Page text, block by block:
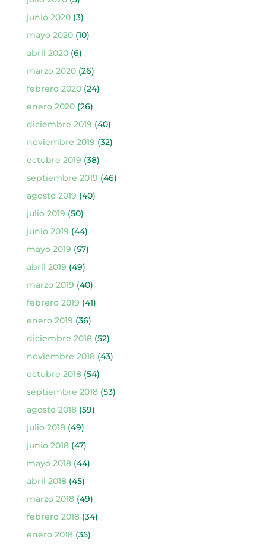
junio 2020(3)
mayo 2020(10)
abril 2020(6)
marzo 2020(26)
febrero 2020(24)
enero 2020(26)
diciembre 2019 (40)
noviembre 2019 (32)
octubre 2019 (38)
septiembre 2019 (46)
agosto 2019 (40)
julio 2019 (50)
junio 2019 (44)
mayo 2019 (57)
abril 2019 (49)
marzo 2019 (40)
febrero 2019 (41)
enero 2019 (36)
diciembre 2018(52)
noviembre 2018(43)
octubre 2018(54)
septiembre 2018(53)
agosto 2018(59)
julio 2018(49)
junio 2018(47)
mayo 2018(44)
abril 2018(45)
marzo 2018(49)
febrero 2018(34)
enero 2018(35)